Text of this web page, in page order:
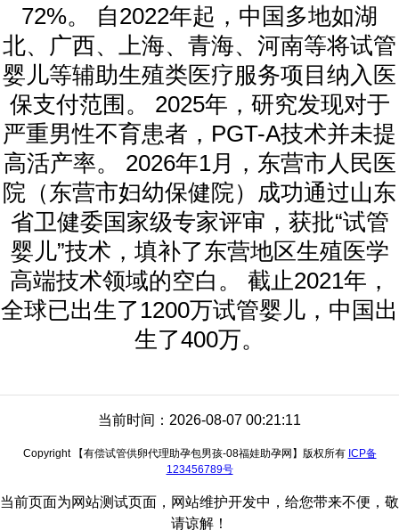
72%。 自2022年起，中国多地如湖
北、广西、上海、青海、河南等将试管
婴儿等辅助生殖类医疗服务项目纳入医
保支付范围。 2025年，研究发现对于
严重男性不育患者，PGT-A技术并未提
高活产率。 2026年1月，东营市人民医
院（东营市妇幼保健院）成功通过山东
省卫健委国家级专家评审，获批“试管
婴儿”技术，填补了东营地区生殖医学
高端技术领域的空白。 截止2021年，
全球已出生了1200万试管婴儿，中国出
生了400万。
当前时间：2026-08-07 00:21:11
Copyright 【有偿试管供卵代理助孕包男孩-08福娃助孕网】版权所有 ICP备
123456789号
当前页面为网站测试页面，网站维护开发中，给您带来不便，敬
请谅解！